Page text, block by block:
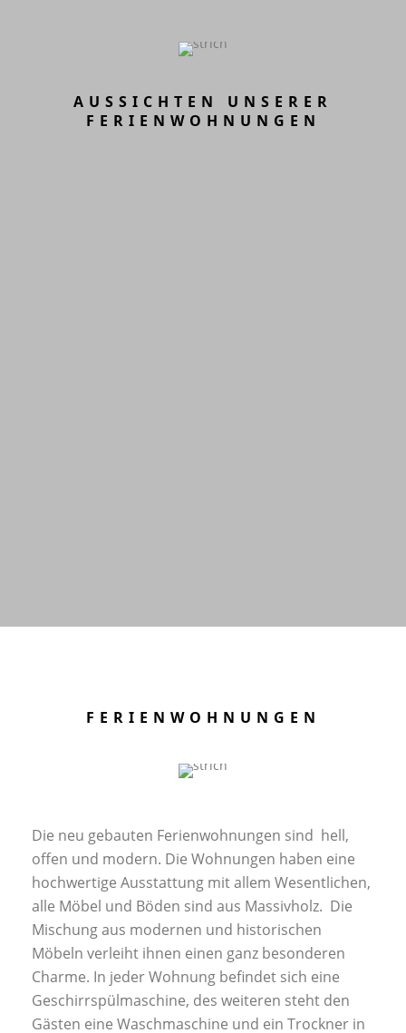
AUSSICHTEN UNSERER
FERIENWOHNUNGEN
FERIENWOHNUNGEN
Die neu gebauten Ferienwohnungen sind hell,
offen und modern. Die Wohnungen haben eine
hochwertige Ausstattung mit allem Wesentlichen,
alle Möbel und Böden sind aus Massivholz. Die
Mischung aus modernen und historischen
Möbeln verleiht ihnen einen ganz besonderen
Charme. In jeder Wohnung befindet sich eine
Geschirrspülmaschine, des weiteren steht den
Gästen eine Waschmaschine und ein Trockner in